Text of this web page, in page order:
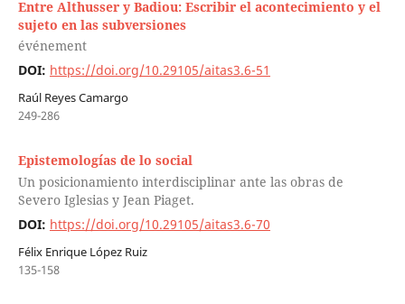
Entre Althusser y Badiou: Escribir el acontecimiento y el
sujeto en las subversiones
événement
DOI: https://doi.org/10.29105/aitas3.6-51
Raúl Reyes Camargo
249-286
Epistemologías de lo social
Un posicionamiento interdisciplinar ante las obras de
Severo Iglesias y Jean Piaget.
DOI: https://doi.org/10.29105/aitas3.6-70
Félix Enrique López Ruiz
135-158